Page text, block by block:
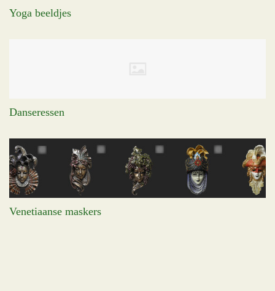
Yoga beeldjes
Danseressen
Venetiaanse maskers